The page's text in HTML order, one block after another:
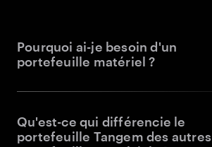
Pourquoi ai-je besoin d'un
portefeuille matériel ?
Qu'est-ce qui différencie le
portefeuille Tangem des autres